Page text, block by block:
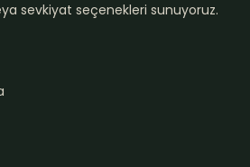
sevkiyat seçenekleri sunuyoruz.